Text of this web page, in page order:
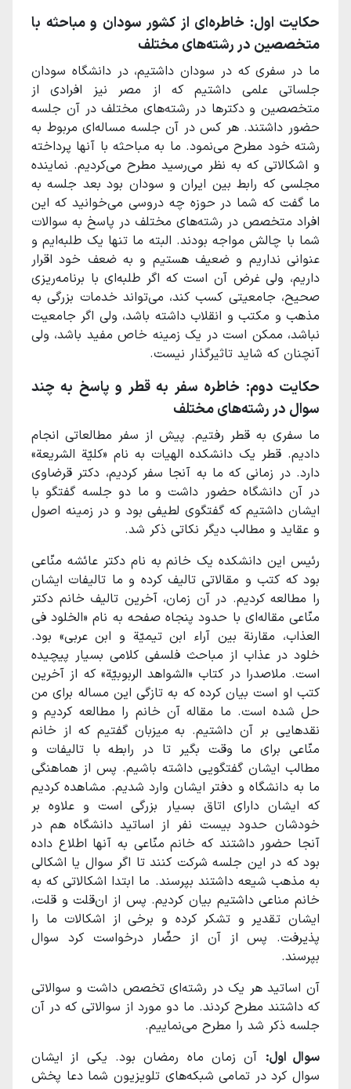
حکایت اول: خاطره‌ای از کشور سودان و مباحثه با
متخصصین در رشته‌های مختلف
ما در سفری که در سودان داشتیم، در دانشگاه سودان
جلساتی علمی داشتیم که از مصر نیز افرادی از
متخصصین و دکترها در رشته‌های مختلف در آن جلسه
حضور داشتند. هر کس در آن جلسه مساله‌ای مربوط به
رشته خود مطرح می‌نمود. ما به مباحثه با آنها پرداخته
و اشکالاتی که به نظر می‌رسید مطرح می‌کردیم. نماینده‌
مجلسی که رابط بین ایران و سودان بود بعد جلسه به
ما گفت که شما در حوزه چه دروسی می‌خوانید که این
افراد متخصص در رشته‌های مختلف در پاسخ به سوالات
شما با چالش مواجه بودند. البته ما تنها یک طلبه‌ایم و
عنوانی نداریم و ضعیف هستیم و به ضعف خود اقرار
داریم، ولی غرض آن است که اگر طلبه‌ای با برنامه‌ریزی
صحیح، جامعیتی کسب کند، می‌تواند خدمات بزرگی به
مذهب و مکتب و انقلاب داشته باشد، ولی اگر جامعیت
نباشد، ممکن است در یک زمینه خاص مفید باشد، ولی
آنچنان که شاید تاثیرگذار نیست.
حکایت دوم: خاطره سفر به قطر و پاسخ به چند
سوال در رشته‌های مختلف
ما سفری به قطر رفتیم. پیش از سفر مطالعاتی انجام
دادیم. قطر یک دانشکده الهیات به نام «کلیّة الشریعة»
دارد. در زمانی که ما به آنجا سفر کردیم، دکتر قرضاوی
در آن دانشگاه حضور داشت و ما دو جلسه گفتگو با
ایشان داشتیم که گفتگوی لطیفی بود و در زمینه اصول
و عقاید و مطالب دیگر نکاتی ذکر شد.
رئیس این دانشکده یک خانم به نام دکتر عائشه منّاعی
بود که کتب و مقالاتی تالیف کرده و ما تالیفات ایشان
را مطالعه کردیم. در آن زمان، آخرین تالیف خانم دکتر
منّاعی مقاله‌ای با حدود پنجاه صفحه به نام «الخلود فی
العذاب، مقارنة بین آراء ابن تیمیّة و ابن عربی» بود.
خلود در عذاب از مباحث فلسفی کلامی بسیار پیچیده
است. ملاصدرا در کتاب «الشواهد الربوبیّة» که از آخرین
کتب او است بیان کرده که به تازگی این مساله برای من
حل شده است. ما مقاله آن خانم را مطالعه کردیم و
نقدهایی بر آن داشتیم. به میزبان گفتیم که از خانم
منّاعی برای ما وقت بگیر تا در رابطه با تالیفات و
مطالب ایشان گفتگویی داشته باشیم. پس از هماهنگی
ما به دانشگاه و دفتر ایشان وارد شدیم. مشاهده کردیم
که ایشان دارای اتاق بسیار بزرگی است و علاوه بر
خودشان حدود بیست نفر از اساتید دانشگاه هم در
آنجا حضور داشتند که خانم منّاعی به آنها اطلاع داده
بود که در این جلسه شرکت کنند تا اگر سوال یا اشکالی
به مذهب شیعه داشتند بپرسند. ما ابتدا اشکالاتی که به
خانم مناعی داشتیم بیان کردیم. پس از ان‌قلت و قلت،
ایشان تقدیر و تشکر کرده و برخی از اشکالات ما را
پذیرفت. پس از آن از حضّار درخواست کرد سوال
بپرسند.
آن اساتید هر یک در رشته‌ای تخصص داشت و سوالاتی
که داشتند مطرح کردند. ما دو مورد از سوالاتی که در آن
جلسه ذکر شد را مطرح می‌نماییم.
سوال اول: آن زمان ماه رمضان بود. یکی از ایشان
سوال کرد در تمامی شبکه‌های تلویزیون شما دعا پخش